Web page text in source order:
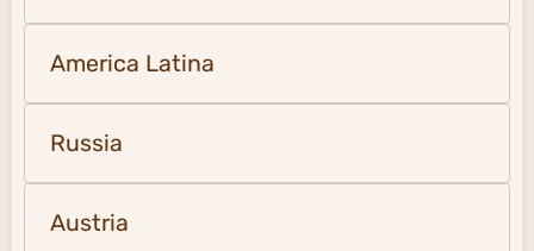
America Latina
Russia
Austria